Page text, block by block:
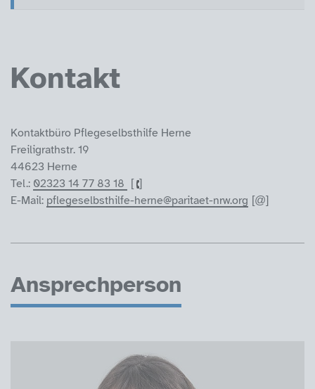
Kontakt
Kontaktbüro Pflegeselbsthilfe Herne
Freiligrathstr. 19
44623 Herne
Tel.: 02323 14 77 83 18
E-Mail: pflegeselbsthilfe-herne@paritaet-nrw.org
Ansprechperson